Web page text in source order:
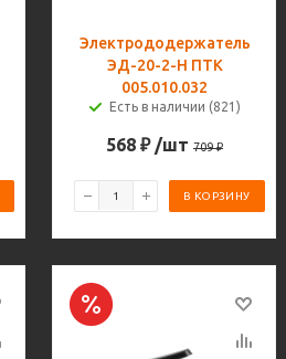
Электрододержатель
ЭД-20-2-H ПТК
005.010.032
Есть в наличии (821)
568 ₽ /шт 709₽
В КОРЗИНУ